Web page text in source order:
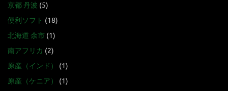
京都 丹波 (5)
便利ソフト (18)
北海道 余市 (1)
南アフリカ (2)
原産（インド）
(1)
原産（ケニア）
(1)